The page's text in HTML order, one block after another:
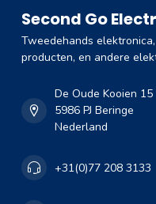
Second Go
Tweedehands
producten, en andere
De Oude Kooien 15
5986 PJ Beringe
Nederland
+31(0)77 208 3133